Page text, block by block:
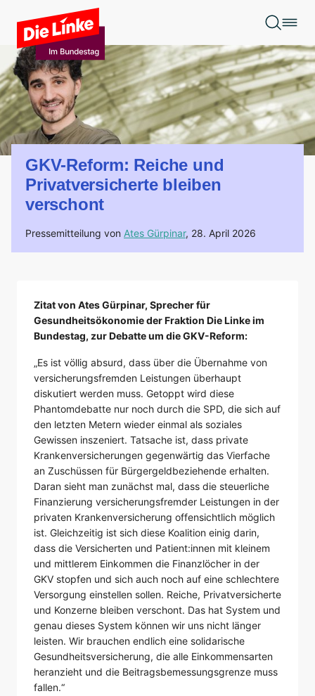
Zum Hauptinhalt springen
GKV-Reform: Reiche und
Privatversicherte bleiben
verschont
Pressemitteilung von Ates Gürpinar, 28. April 2026
Zitat von Ates Gürpinar, Sprecher für
Gesundheitsökonomie der Fraktion Die Linke im
Bundestag, zur Debatte um die GKV-Reform:
„Es ist völlig absurd, dass über die Übernahme von
versicherungsfremden Leistungen überhaupt
diskutiert werden muss. Getoppt wird diese
Phantomdebatte nur noch durch die SPD, die sich auf
den letzten Metern wieder einmal als soziales
Gewissen inszeniert. Tatsache ist, dass private
Krankenversicherungen gegenwärtig das Vierfache
an Zuschüssen für Bürgergeldbeziehende erhalten.
Daran sieht man zunächst mal, dass die steuerliche
Finanzierung versicherungsfremder Leistungen in der
privaten Krankenversicherung offensichtlich möglich
ist. Gleichzeitig ist sich diese Koalition einig darin,
dass die Versicherten und Patient:innen mit kleinem
und mittlerem Einkommen die Finanzlöcher in der
GKV stopfen und sich auch noch auf eine schlechtere
Versorgung einstellen sollen. Reiche, Privatversicherte
und Konzerne bleiben verschont. Das hat System und
genau dieses System können wir uns nicht länger
leisten. Wir brauchen endlich eine solidarische
Gesundheitsversicherung, die alle Einkommensarten
heranzieht und die Beitragsbemessungsgrenze muss
fallen.“